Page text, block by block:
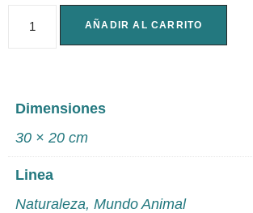
AÑADIR AL CARRITO
Dimensiones
30 × 20 cm
Linea
Naturaleza, Mundo Animal